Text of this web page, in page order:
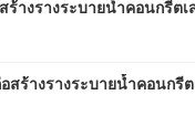
างรางระบายน้ำคอนกรีต
ร้างรางระบายน้ำคอนกรี